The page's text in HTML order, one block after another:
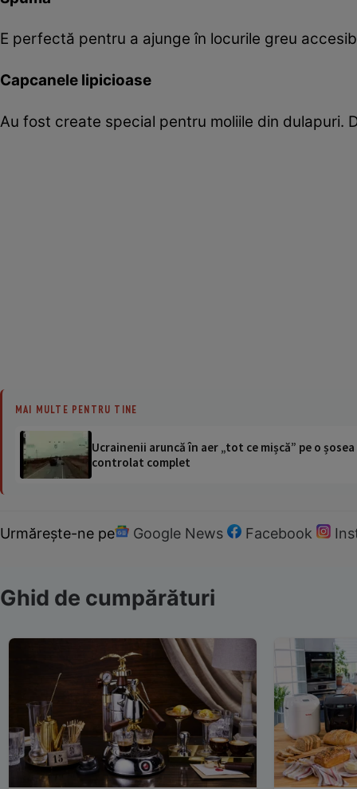
E perfectă pentru a ajunge în locurile greu
Capcanele lipicioase
Au fost create special pentru moliile din dulapuri.
MAI MULTE PENTRU TINE
Ucrainenii aruncă în aer „tot ce mișcă” pe o
controlat complet
Urmărește-ne pe Google News Facebook
Ghid de cumpărături